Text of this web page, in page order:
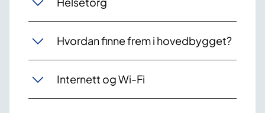
Hvordan finne frem i hovedbygget?
Internett og Wi-Fi